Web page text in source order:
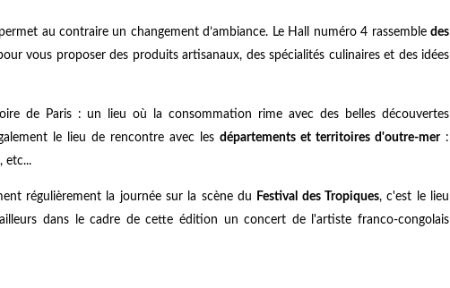
au contraire un changement d’ambiance. Le Hall numéro 4 rassemble des
vous proposer des produits artisanaux, des spécialités culinaires et des idées
de Paris : un lieu où la consommation rime avec des belles découvertes
le lieu de rencontre avec les départements et territoires d'outre-mer:
etc...
régulièrement la journée sur la scène du Festival des Tropiques, c'est le lieu
dans le cadre de cette édition un concert de l'artiste franco-congolais